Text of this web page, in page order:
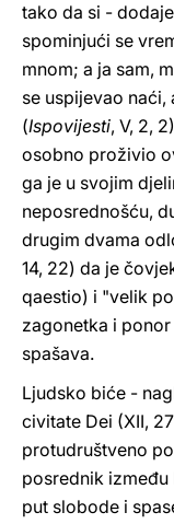
tako da si -
spominjući se
mnom; a ja sam,
se uspijevao naći,
(Ispovijesti, V, 2,
osobno proživio
ga je u svojim
neposrednošću,
drugim dvama
14, 22) da je
qaestio) i "velik
zagonetka i
spašava.
Ljudsko biće -
civitate Dei (XII,
protudruštveno
posrednik
put slobode i